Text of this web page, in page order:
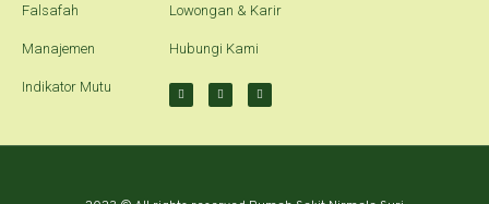
Falsafah
Manajemen
Indikator Mutu
Lowongan & Karir
Hubungi Kami